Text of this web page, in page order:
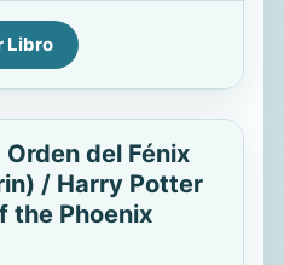
Libro
del Fénix
/ Harry Potter
the Phoenix